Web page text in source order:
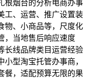
根烟台的分析电商办事
工、运营、推广设置装
物、小商品等，尺度化
，当地售后响应速度
长线品牌类目运营经验
型淘宝托管办事商，
餐，适配预算无限的果